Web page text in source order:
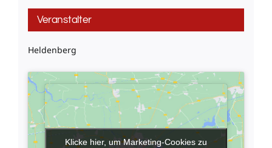
Veranstalter
Heldenberg
Klicke hier, um Marketing-Cookies zu
Klicke hier, um Marketing-Cookies zu